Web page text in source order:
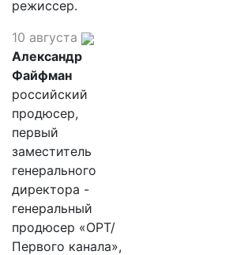
режиссер.
10 августа
Александр
Файфман
российский
продюсер,
первый
заместитель
генерального
директора -
генеральный
продюсер «ОРТ/
Первого канала»,